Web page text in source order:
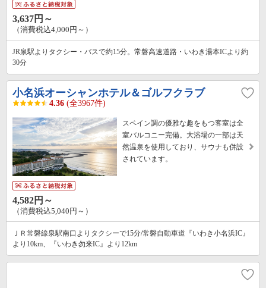
3,637円～
（消費税込4,000円～）
JR泉駅よりタクシー・バスで約15分。常磐高速道路・いわき湯本ICより約
30分
小名浜オーシャンホテル＆ゴルフクラブ
4.36 (全3967件)
スペイン調の優雅な趣をもつ客室は全
室バルコニー完備。大浴場の一部は天
然温泉を使用しており、サウナも併設
されています。
4,582円～
（消費税込5,040円～）
ＪＲ常磐線泉駅南口よりタクシーで15分/常磐自動車道『いわき小名浜IC』
より10km、『いわき勿来IC』より12km